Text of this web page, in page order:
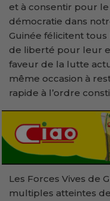
et à consentir pour
démocratie dans
Guinée félicitent
de liberté pour leur
faveur de la lutte
même occasion à
rapide à l’ordre
Les Forces Vives de
multiples atteintes